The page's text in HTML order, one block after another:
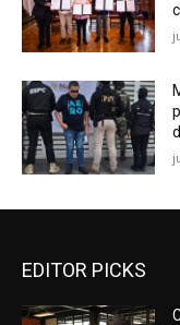
EDITOR PICKS